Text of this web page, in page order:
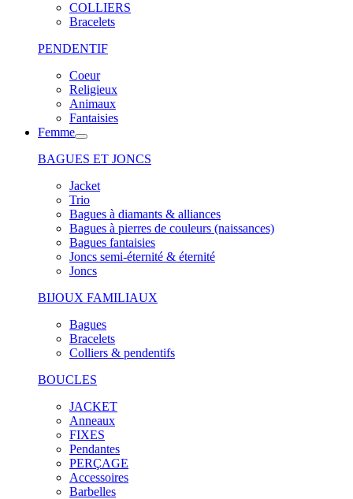
COLLIERS
Bracelets
PENDENTIF
Coeur
Religieux
Animaux
Fantaisies
Femme
BAGUES ET JONCS
Jacket
Trio
Bagues à diamants & alliances
Bagues à pierres de couleurs (naissances)
Bagues fantaisies
Joncs semi-éternité & éternité
Joncs
BIJOUX FAMILIAUX
Bagues
Bracelets
Colliers & pendentifs
BOUCLES
JACKET
Anneaux
FIXES
Pendantes
PERÇAGE
Accessoires
Barbelles